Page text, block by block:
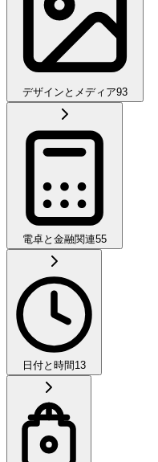
デザインとメディア93
電卓と金融関連55
日付と時間 13